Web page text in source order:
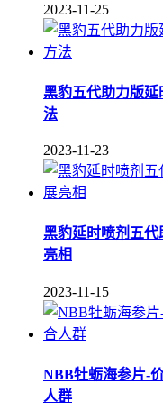
2023-11-25
黑豹五代助力版
法
2023-11-23
黑豹延时喷剂五
亮相
2023-11-15
NBB牡蛎海参片-
人群